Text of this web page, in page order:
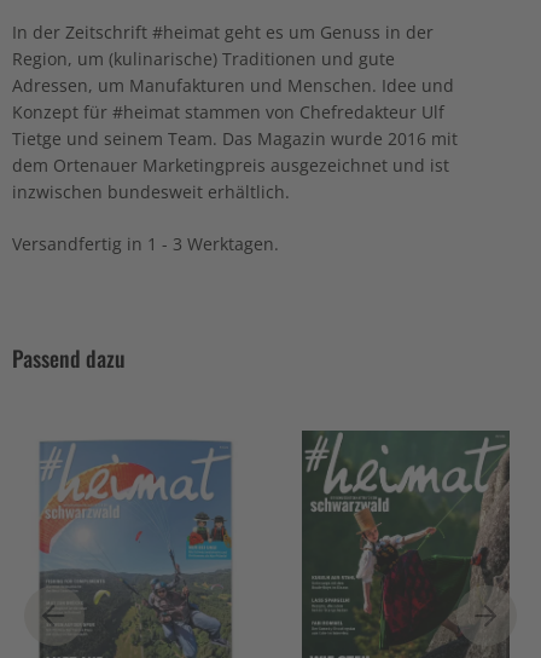
In der Zeitschrift #heimat geht es um Genuss in der
Region, um (kulinarische) Traditionen und gute
Adressen, um Manufakturen und Menschen. Idee und
Konzept für #heimat stammen von Chefredakteur Ulf
Tietge und seinem Team. Das Magazin wurde 2016 mit
dem Ortenauer Marketingpreis ausgezeichnet und ist
inzwischen bundesweit erhältlich.
Versandfertig in 1 - 3 Werktagen.
Passend dazu